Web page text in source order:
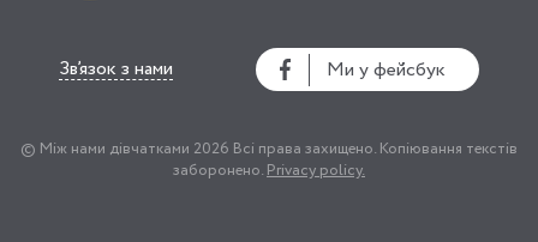
Ми у фейсбук
Зв’язок з нами
© Між нами дівчатками 2026 Всі права захищено. Копіювання текстів
заборонено.Privacy policy.